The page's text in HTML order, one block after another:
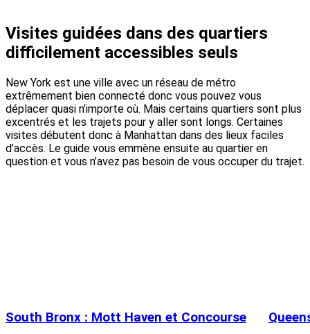
Visites guidées dans des quartiers
difficilement accessibles seuls
New York est une ville avec un réseau de métro
extrêmement bien connecté donc vous pouvez vous
déplacer quasi n’importe où. Mais certains quartiers sont plus
excentrés et les trajets pour y aller sont longs. Certaines
visites débutent donc à Manhattan dans des lieux faciles
d’accès. Le guide vous emmène ensuite au quartier en
question et vous n’avez pas besoin de vous occuper du trajet.
South Bronx : Mott Haven et Concourse